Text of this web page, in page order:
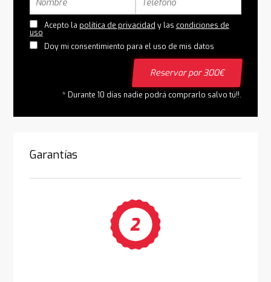
Acepto la política de privacidad y las condiciones de
uso
Doy mi consentimiento para el uso de mis datos
Reservar por 300€
* Durante 10 días nadie podrá comprarlo salvo tú!!.
Garantías